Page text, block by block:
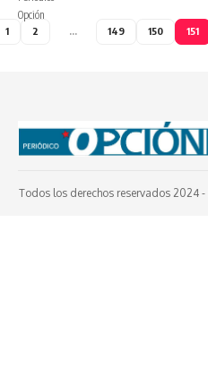
1 2 … 149 150 151
Todos los derechos reservados 2024 -